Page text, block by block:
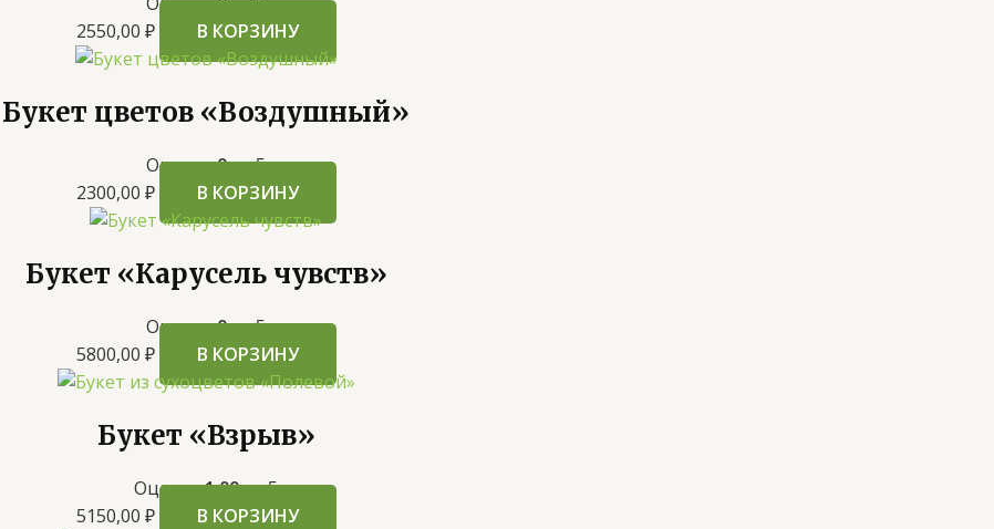
2550,00 ₽ В КОРЗИНУ
Букет цветов «Воздушный»
Оценка0из 5
2300,00 ₽ В КОРЗИНУ
Букет «Карусель чувств»
Оценка0из 5
5800,00 ₽ В КОРЗИНУ
Букет «Взрыв»
Оценка1.00из 5
5150,00 ₽ В КОРЗИНУ